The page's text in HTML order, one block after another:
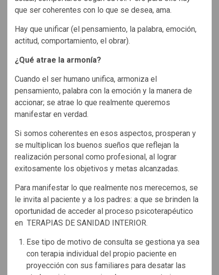
que ser coherentes con lo que se desea, ama.
Hay que unificar (el pensamiento, la palabra, emoción,
actitud, comportamiento, el obrar).
¿Qué atrae la armonía?
Cuando el ser humano unifica, armoniza el
pensamiento, palabra con la emoción y la manera de
accionar; se atrae lo que realmente queremos
manifestar en verdad.
Si somos coherentes en esos aspectos, prosperan y
se multiplican los buenos sueños que reflejan la
realización personal como profesional, al lograr
exitosamente los objetivos y metas alcanzadas.
Para manifestar lo que realmente nos merecemos, se
le invita al paciente y a los padres: a que se brinden la
oportunidad de acceder al proceso psicoterapéutico
en TERAPIAS DE SANIDAD INTERIOR.
Ese tipo de motivo de consulta se gestiona ya sea
con terapia individual del propio paciente en
proyección con sus familiares para desatar las